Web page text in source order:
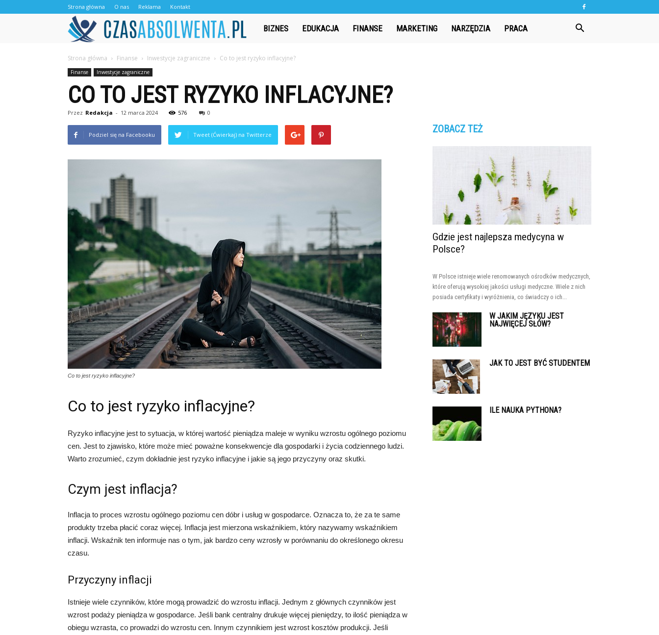
Strona główna O nas Reklama Kontakt
CzasAbsolwenta.pl
BIZNES EDUKACJA FINANSE MARKETING NARZĘDZIA PRACA
Strona główna Finanse Inwestycje zagraniczne Co to jest ryzyko inflacyjne?
Finanse Inwestycje zagraniczne
CO TO JEST RYZYKO INFLACYJNE?
Przez Redakcja - 12 marca 2024 576 0
Podziel się na Facebooku Tweet (Ćwierkaj) na Twitterze
Co to jest ryzyko inflacyjne?
Co to jest ryzyko inflacyjne?
Ryzyko inflacyjne jest to sytuacja, w której wartość pieniądza maleje w wyniku wzrostu ogólnego poziomu
cen. Jest to zjawisko, które może mieć poważne konsekwencje dla gospodarki i życia codziennego ludzi.
Warto zrozumieć, czym dokładnie jest ryzyko inflacyjne i jakie są jego przyczyny oraz skutki.
Czym jest inflacja?
Inflacja to proces wzrostu ogólnego poziomu cen dóbr i usług w gospodarce. Oznacza to, że za te same
produkty trzeba płacić coraz więcej. Inflacja jest mierzona wskaźnikiem, który nazywamy wskaźnikiem
inflacji. Wskaźnik ten informuje nas o tym, jak bardzo ceny wzrosły w porównaniu do określonego okresu
czasu.
Przyczyny inflacji
Istnieje wiele czynników, które mogą prowadzić do wzrostu inflacji. Jednym z głównych czynników jest
wzrost podaży pieniądza w gospodarce. Jeśli bank centralny drukuje więcej pieniędzy, to ilość pieniądza w
obiegu wzrasta, co prowadzi do wzrostu cen. Innym czynnikiem jest wzrost kosztów produkcji. Jeśli
ZOBACZ TEŻ
Gdzie jest najlepsza medycyna w
Polsce?
W Polsce istnieje wiele renomowanych ośrodków medycznych,
które oferują wysokiej jakości usługi medyczne. Wiele z nich
posiada certyfikaty i wyróżnienia, co świadczy o ich...
W JAKIM JĘZYKU JEST
NAJWIĘCEJ SŁÓW?
JAK TO JEST BYĆ STUDENTEM
ILE NAUKA PYTHONA?